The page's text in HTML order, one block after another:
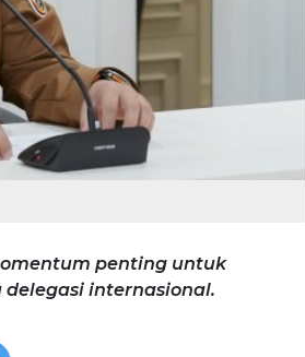
penting untuk
internasional.